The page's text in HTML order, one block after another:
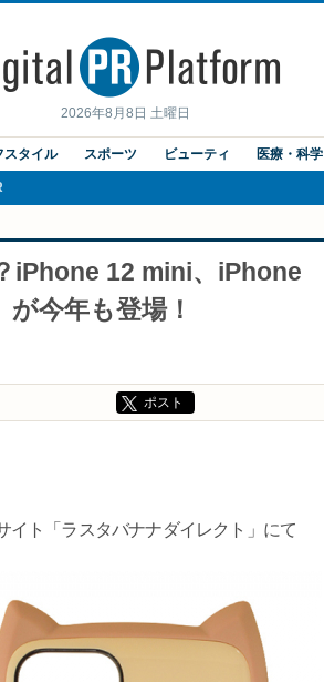
2026年8月8日 土曜日
スタイル スポーツ ビューティ 医療・科学
iPhone 12 mini、iPhone
今年も登場！
ポスト
イト「ラスタバナナダイレクト」にて